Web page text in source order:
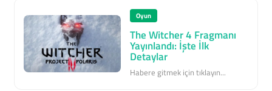
Oyun
The Witcher 4 Fragmanı
Yayınlandı: İşte İlk
Detaylar
Habere gitmek için tıklayın...